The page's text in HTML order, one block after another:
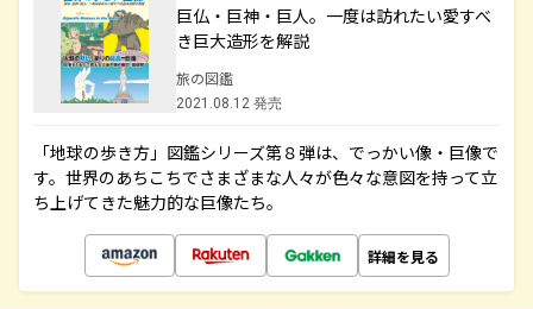
巨仏・巨神・巨人。一度は訪れたい愛すべ
き巨大造形を解説
旅の図鑑
2021.08.12 発売
「地球の歩き方」図鑑シリーズ第８弾は、でっかい像・巨像で
す。世界のあちこちでさまざまな人々が色々な意図を持って立
ち上げてきた魅力的な巨像たち。
詳細を見る